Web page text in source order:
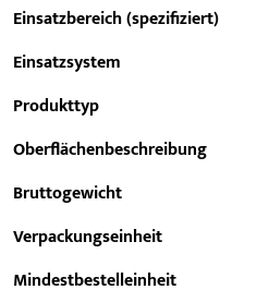
Einsatzbereich (spezifiziert)
Einsatzsystem
Produkttyp
Oberflächenbeschreibung
Bruttogewicht
Verpackungseinheit
Mindestbestelleinheit